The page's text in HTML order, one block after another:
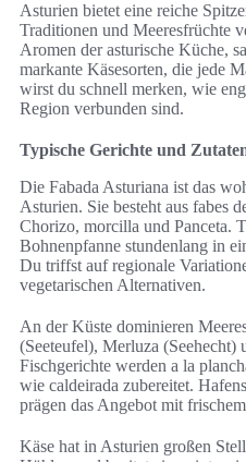
Asturien bietet eine reiche
Traditionen und Meeresfrüchte
Aromen der asturische Küche,
markante Käsesorten, die jede
wirst du schnell merken, wie
Region verbunden sind.
Typische Gerichte und
Die Fabada Asturiana ist das
Asturien. Sie besteht aus fabes
Chorizo, morcilla und Panceta.
Bohnenpfanne stundenlang in
Du triffst auf regionale
vegetarischen Alternativen.
An der Küste dominieren
(Seeteufel), Merluza (Seehecht)
Fischgerichte werden a la
wie caldeirada zubereitet.
prägen das Angebot mit
Käse hat in Asturien großen